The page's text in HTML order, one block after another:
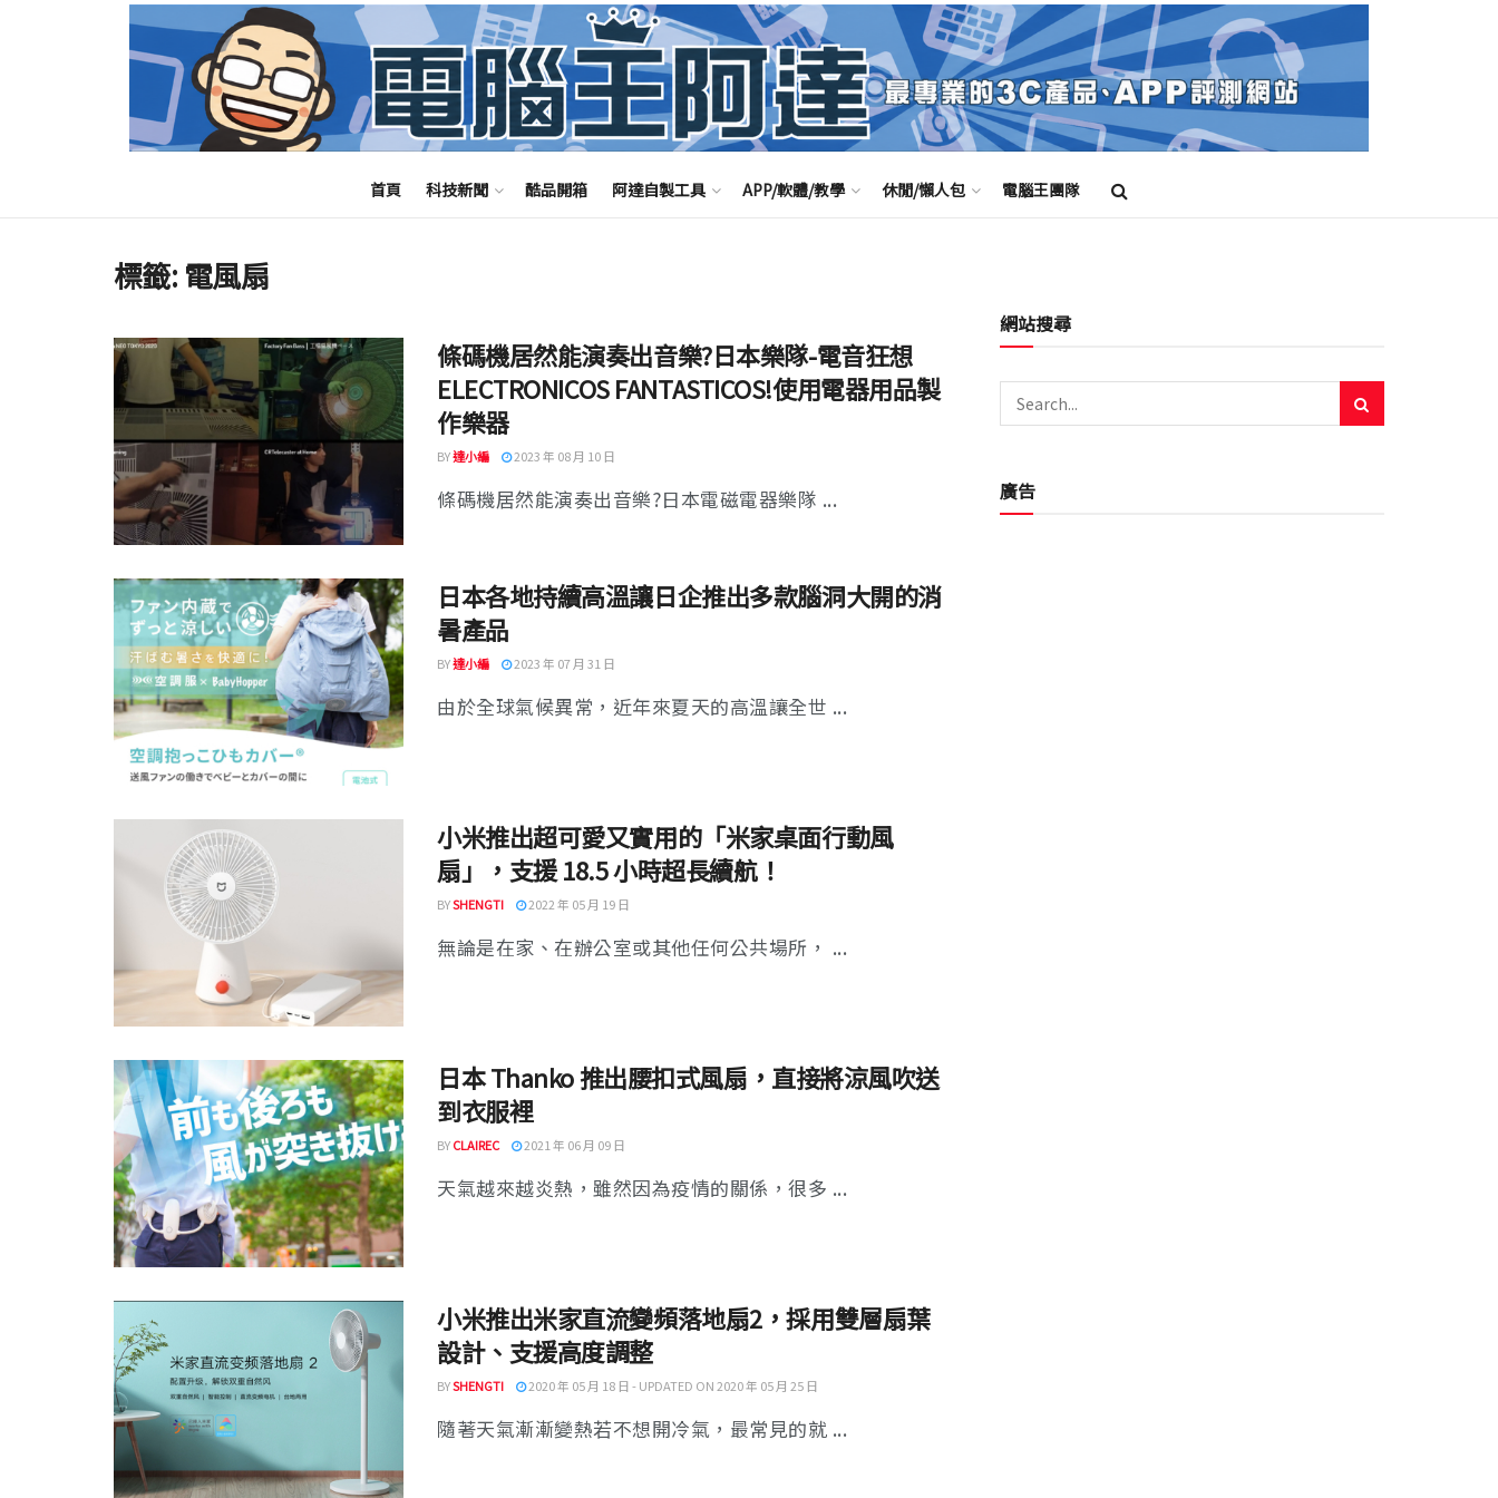
首頁 科技新聞 酷品開箱 阿達自製工具 APP/軟體/教學 休閒/懶人包 電腦王團隊
標籤: 電風扇
條碼機居然能演奏出音樂?日本樂隊-電音狂想
ELECTRONICOS FANTASTICOS!使用電器用品製
作樂器
BY達小編 2023 年 08 月 10 日
條碼機居然能演奏出音樂?日本電磁電器樂隊 ...
日本各地持續高溫讓日企推出多款腦洞大開的消
暑產品
BY達小編 2023 年 07 月 31 日
由於全球氣候異常，近年來夏天的高溫讓全世 ...
小米推出超可愛又實用的「米家桌面行動風
扇」，支援 18.5 小時超長續航！
BYSHENGTI 2022 年 05 月 19 日
無論是在家、在辦公室或其他任何公共場所， ...
日本 Thanko 推出腰扣式風扇，直接將涼風吹送
到衣服裡
BYCLAIREC 2021 年 06 月 09 日
天氣越來越炎熱，雖然因為疫情的關係，很多 ...
小米推出米家直流變頻落地扇2，採用雙層扇葉
設計、支援高度調整
BYSHENGTI 2020 年 05 月 18 日 - UPDATED ON 2020 年 05 月 25 日
隨著天氣漸漸變熱若不想開冷氣，最常見的就 ...
網站搜尋
廣告